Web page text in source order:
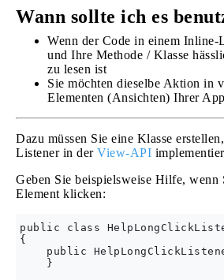
Wann sollte ich es
Wenn der Code in einem Inline-
und Ihre Methode / Klasse
zu lesen ist
Sie möchten dieselbe Aktion in
Elementen (Ansichten) Ihrer
Dazu müssen Sie eine Klasse
Listener in der View-API
Geben Sie beispielsweise Hilfe, wenn
Element klicken:
public class
{
public
    }